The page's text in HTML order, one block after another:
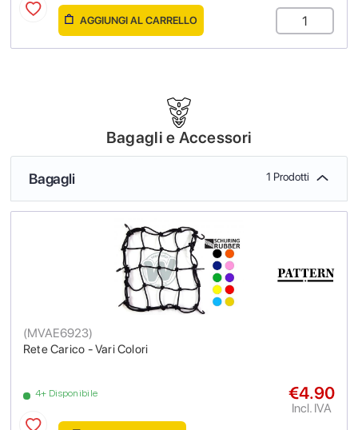
AGGIUNGI AL CARRELLO
Bagagli e Accessori
Bagagli 1 Prodotti
Rete Carico - Vari Colori
(MVAE6923)
4+ Disponibile €4.90
Incl. IVA